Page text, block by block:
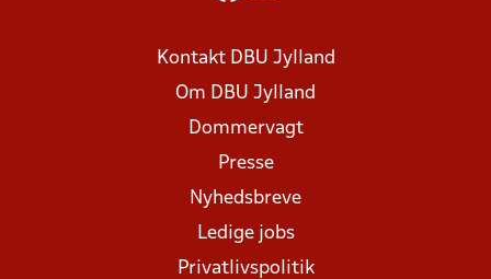
Kontakt DBU Jylland
Om DBU Jylland
Dommervagt
Presse
Nyhedsbreve
Ledige jobs
Privatlivspolitik